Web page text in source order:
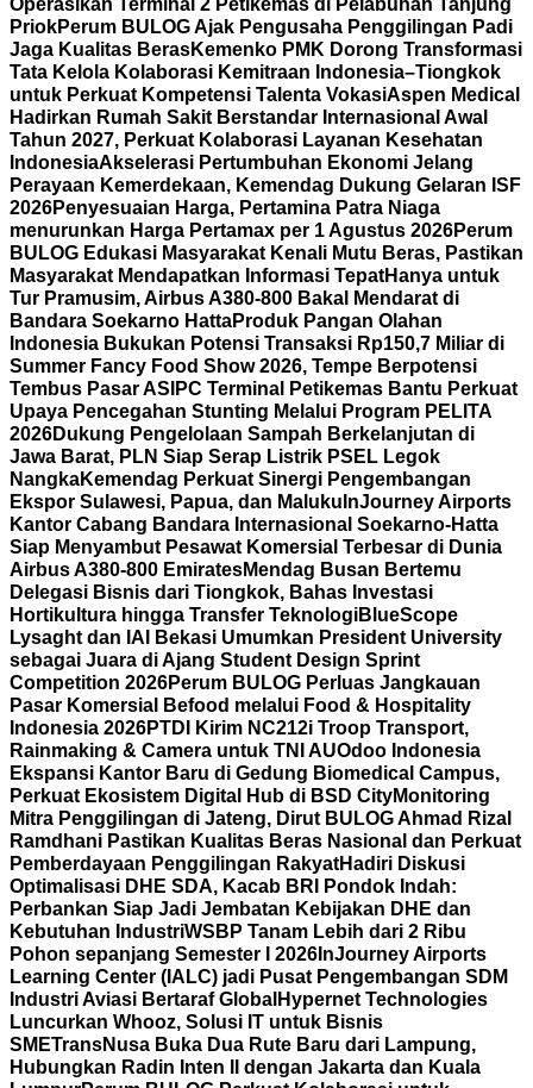
Operasikan Terminal 2 Petikemas di Pelabuhan Tanjung
PriokPerum BULOG Ajak Pengusaha Penggilingan Padi
Jaga Kualitas BerasKemenko PMK Dorong Transformasi
Tata Kelola Kolaborasi Kemitraan Indonesia–Tiongkok
untuk Perkuat Kompetensi Talenta VokasiAspen Medical
Hadirkan Rumah Sakit Berstandar Internasional Awal
Tahun 2027, Perkuat Kolaborasi Layanan Kesehatan
IndonesiaAkselerasi Pertumbuhan Ekonomi Jelang
Perayaan Kemerdekaan, Kemendag Dukung Gelaran ISF
2026Penyesuaian Harga, Pertamina Patra Niaga
menurunkan Harga Pertamax per 1 Agustus 2026Perum
BULOG Edukasi Masyarakat Kenali Mutu Beras, Pastikan
Masyarakat Mendapatkan Informasi TepatHanya untuk
Tur Pramusim, Airbus A380-800 Bakal Mendarat di
Bandara Soekarno HattaProduk Pangan Olahan
Indonesia Bukukan Potensi Transaksi Rp150,7 Miliar di
Summer Fancy Food Show 2026, Tempe Berpotensi
Tembus Pasar AS IPC Terminal Petikemas Bantu Perkuat
Upaya Pencegahan Stunting Melalui Program PELITA
2026Dukung Pengelolaan Sampah Berkelanjutan di
Jawa Barat, PLN Siap Serap Listrik PSEL Legok
NangkaKemendag Perkuat Sinergi Pengembangan
Ekspor Sulawesi, Papua, dan Maluku InJourney Airports
Kantor Cabang Bandara Internasional Soekarno-Hatta
Siap Menyambut Pesawat Komersial Terbesar di Dunia
Airbus A380-800 EmiratesMendag Busan Bertemu
Delegasi Bisnis dari Tiongkok, Bahas Investasi
Hortikultura hingga Transfer TeknologiBlueScope
Lysaght dan IAI Bekasi Umumkan President University
sebagai Juara di Ajang Student Design Sprint
Competition 2026Perum BULOG Perluas Jangkauan
Pasar Komersial Befood melalui Food & Hospitality
Indonesia 2026PTDI Kirim NC212i Troop Transport,
Rainmaking & Camera untuk TNI AUOdoo Indonesia
Ekspansi Kantor Baru di Gedung Biomedical Campus,
Perkuat Ekosistem Digital Hub di BSD CityMonitoring
Mitra Penggilingan di Jateng, Dirut BULOG Ahmad Rizal
Ramdhani Pastikan Kualitas Beras Nasional dan Perkuat
Pemberdayaan Penggilingan RakyatHadiri Diskusi
Optimalisasi DHE SDA, Kacab BRI Pondok Indah:
Perbankan Siap Jadi Jembatan Kebijakan DHE dan
Kebutuhan IndustriWSBP Tanam Lebih dari 2 Ribu
Pohon sepanjang Semester I 2026 InJourney Airports
Learning Center (IALC) jadi Pusat Pengembangan SDM
Industri Aviasi Bertaraf Global Hypernet Technologies
Luncurkan Whooz, Solusi IT untuk Bisnis
SMETransNusa Buka Dua Rute Baru dari Lampung,
Hubungkan Radin Inten II dengan Jakarta dan Kuala